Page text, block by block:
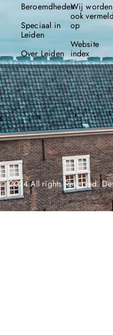
Beroemdheden
Speciaal in
Leiden
Over Leiden
Wij worden
ook vermeld
op
Website
index
© 2024 All rights Reserved.